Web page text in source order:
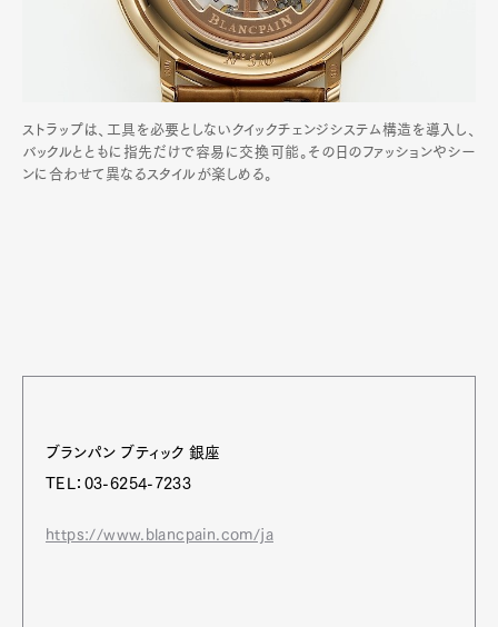
ストラップは、工具を必要としないクイックチェンジシステム構造を導入し、
バックルとともに指先だけで容易に交換可能。その日のファッションやシー
ンに合わせて異なるスタイルが楽しめる。
ブランパン ブティック 銀座
TEL：03-6254-7233
https://www.blancpain.com/ja